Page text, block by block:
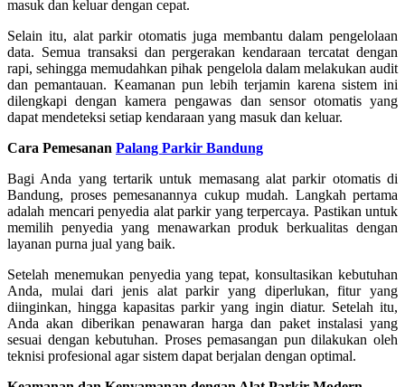
masuk dan keluar dengan cepat.
Selain itu, alat parkir otomatis juga membantu dalam pengelolaan
data. Semua transaksi dan pergerakan kendaraan tercatat dengan
rapi, sehingga memudahkan pihak pengelola dalam melakukan audit
dan pemantauan. Keamanan pun lebih terjamin karena sistem ini
dilengkapi dengan kamera pengawas dan sensor otomatis yang
dapat mendeteksi setiap kendaraan yang masuk dan keluar.
Cara Pemesanan Palang Parkir Bandung
Bagi Anda yang tertarik untuk memasang alat parkir otomatis di
Bandung, proses pemesanannya cukup mudah. Langkah pertama
adalah mencari penyedia alat parkir yang terpercaya. Pastikan untuk
memilih penyedia yang menawarkan produk berkualitas dengan
layanan purna jual yang baik.
Setelah menemukan penyedia yang tepat, konsultasikan kebutuhan
Anda, mulai dari jenis alat parkir yang diperlukan, fitur yang
diinginkan, hingga kapasitas parkir yang ingin diatur. Setelah itu,
Anda akan diberikan penawaran harga dan paket instalasi yang
sesuai dengan kebutuhan. Proses pemasangan pun dilakukan oleh
teknisi profesional agar sistem dapat berjalan dengan optimal.